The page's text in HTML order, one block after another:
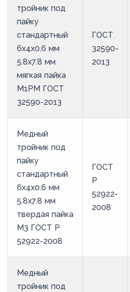
тройник под
пайку
стандартный
6х4х0.6 мм
5.8х7.8 мм
мягкая пайка
М1РМ ГОСТ
32590-2013
ГОСТ
32590-
2013
Медный
тройник под
пайку
стандартный
6х4х0.6 мм
5.8х7.8 мм
твердая пайка
М3 ГОСТ Р
52922-2008
ГОСТ
Р
52922-
2008
Медный
тройник под